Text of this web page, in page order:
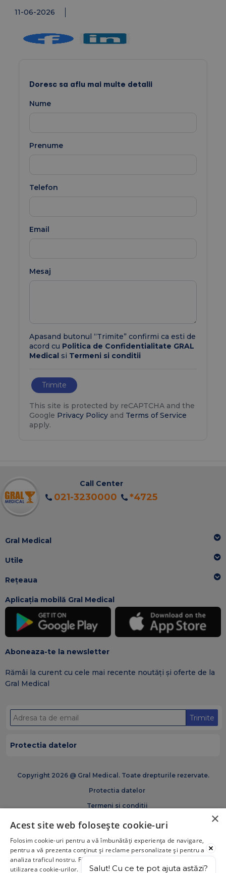
Doresc sa aflu mai multe detalii
Nume
Prenume
Telefon
Email
Mesaj
Apasand butonul “Trimite” confirmi ca esti de
acord cu Politica de Confidentialitate GRAL
Medical si Termeni si conditii
Trimite
This site is protected by reCAPTCHA and the
Google Privacy Policyand Terms of Service
apply.
11-06-2026
Solicita programare
Call Center
021-3230000 *4725
Gral Medical
Utile
Rețeaua
Aplicația mobilă Gral Medical
Aboneaza-te la newsletter
Rămâi la curent cu cele mai recente noutăți și oferte de la
Gral Medical
Trimite
Protectia datelor
Copyright 2026 @ Gral Medical. Toate drepturile rezervate.
Protectia datelor
Termeni si conditii
Politica de cookies
Salut! Cu ce te pot ajuta astăzi?
×
Acest site web folosește cookie-uri
Folosim cookie-uri pentru a vă îmbunătăți experiența de navigare,
pentru a vă prezenta conținut și reclame personalizate și pentru a
analiza traficul nostru. Făcând click pe „Acceptă tot”, acceptați
utilizarea cookie-urilor.